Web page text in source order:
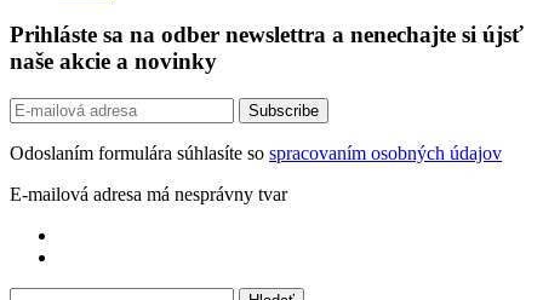
Prihláste sa na odber newslettra a nenechajte si újsť
naše akcie a novinky
Odoslaním formulára súhlasíte so spracovaním osobných údajov
E-mailová adresa má nesprávny tvar